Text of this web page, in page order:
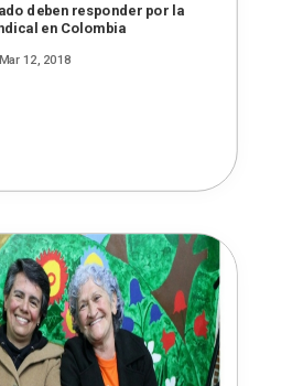
deben responder por la
en Colombia
Mar 12, 2018